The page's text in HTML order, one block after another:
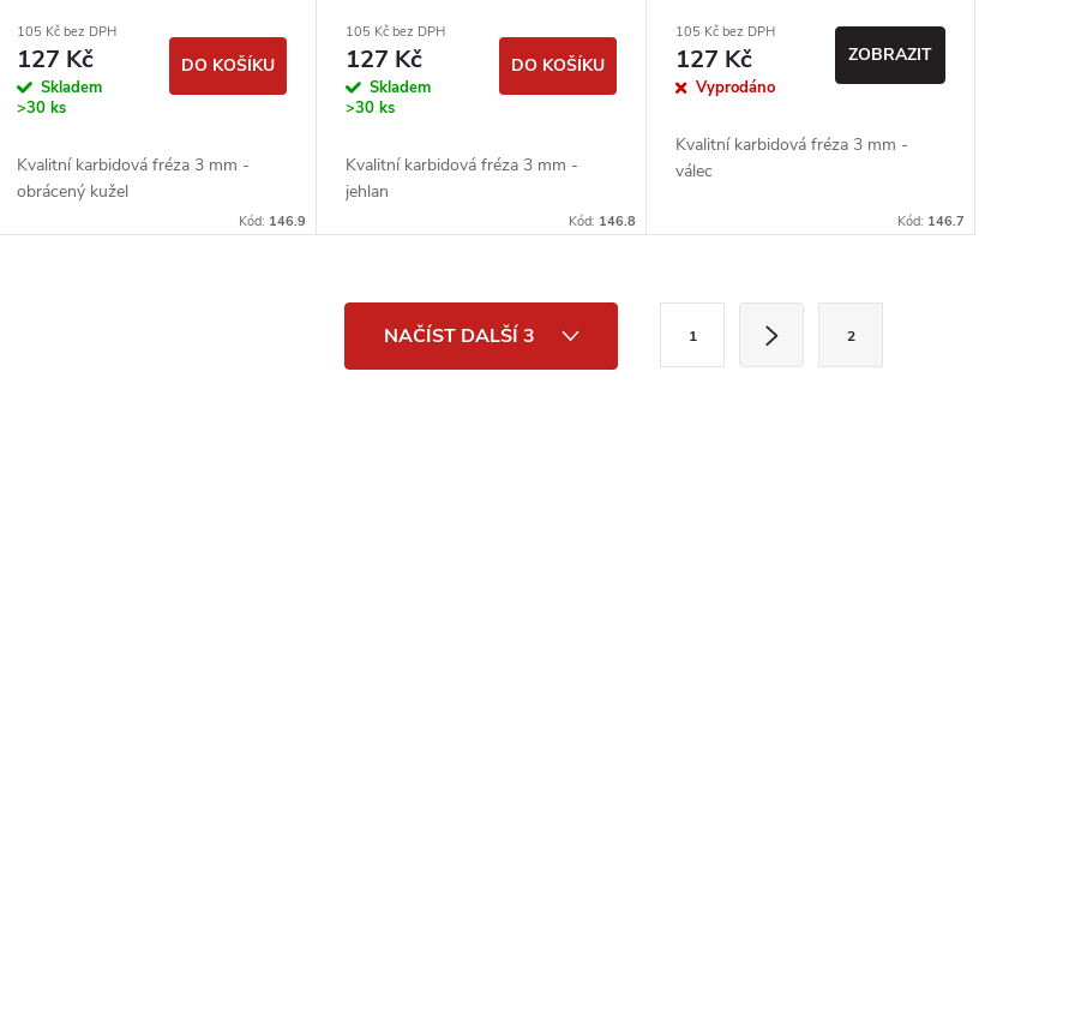
105 Kč bez DPH
127 Kč
Skladem
>30 ks
DO KOŠÍKU
Kvalitní karbidová fréza 3 mm -
obrácený kužel
Kód: 146.9
105 Kč bez DPH
127 Kč
Skladem
>30 ks
DO KOŠÍKU
Kvalitní karbidová fréza 3 mm -
jehlan
Kód: 146.8
105 Kč bez DPH
127 Kč
Vyprodáno
ZOBRAZIT
Kvalitní karbidová fréza 3 mm -
válec
Kód: 146.7
NAČÍST DALŠÍ 3 1 2